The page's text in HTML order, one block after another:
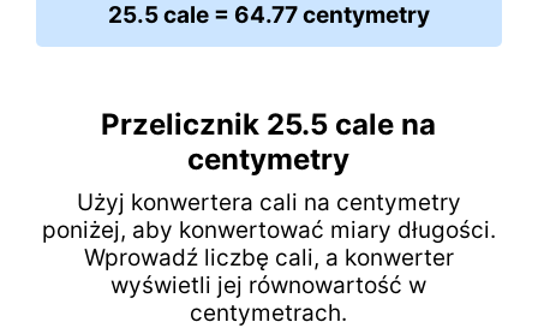
25.5 cale = 64.77 centymetry
Przelicznik 25.5 cale na
centymetry
Użyj konwertera cali na centymetry
poniżej, aby konwertować miary długości.
Wprowadź liczbę cali, a konwerter
wyświetli jej równowartość w
centymetrach.